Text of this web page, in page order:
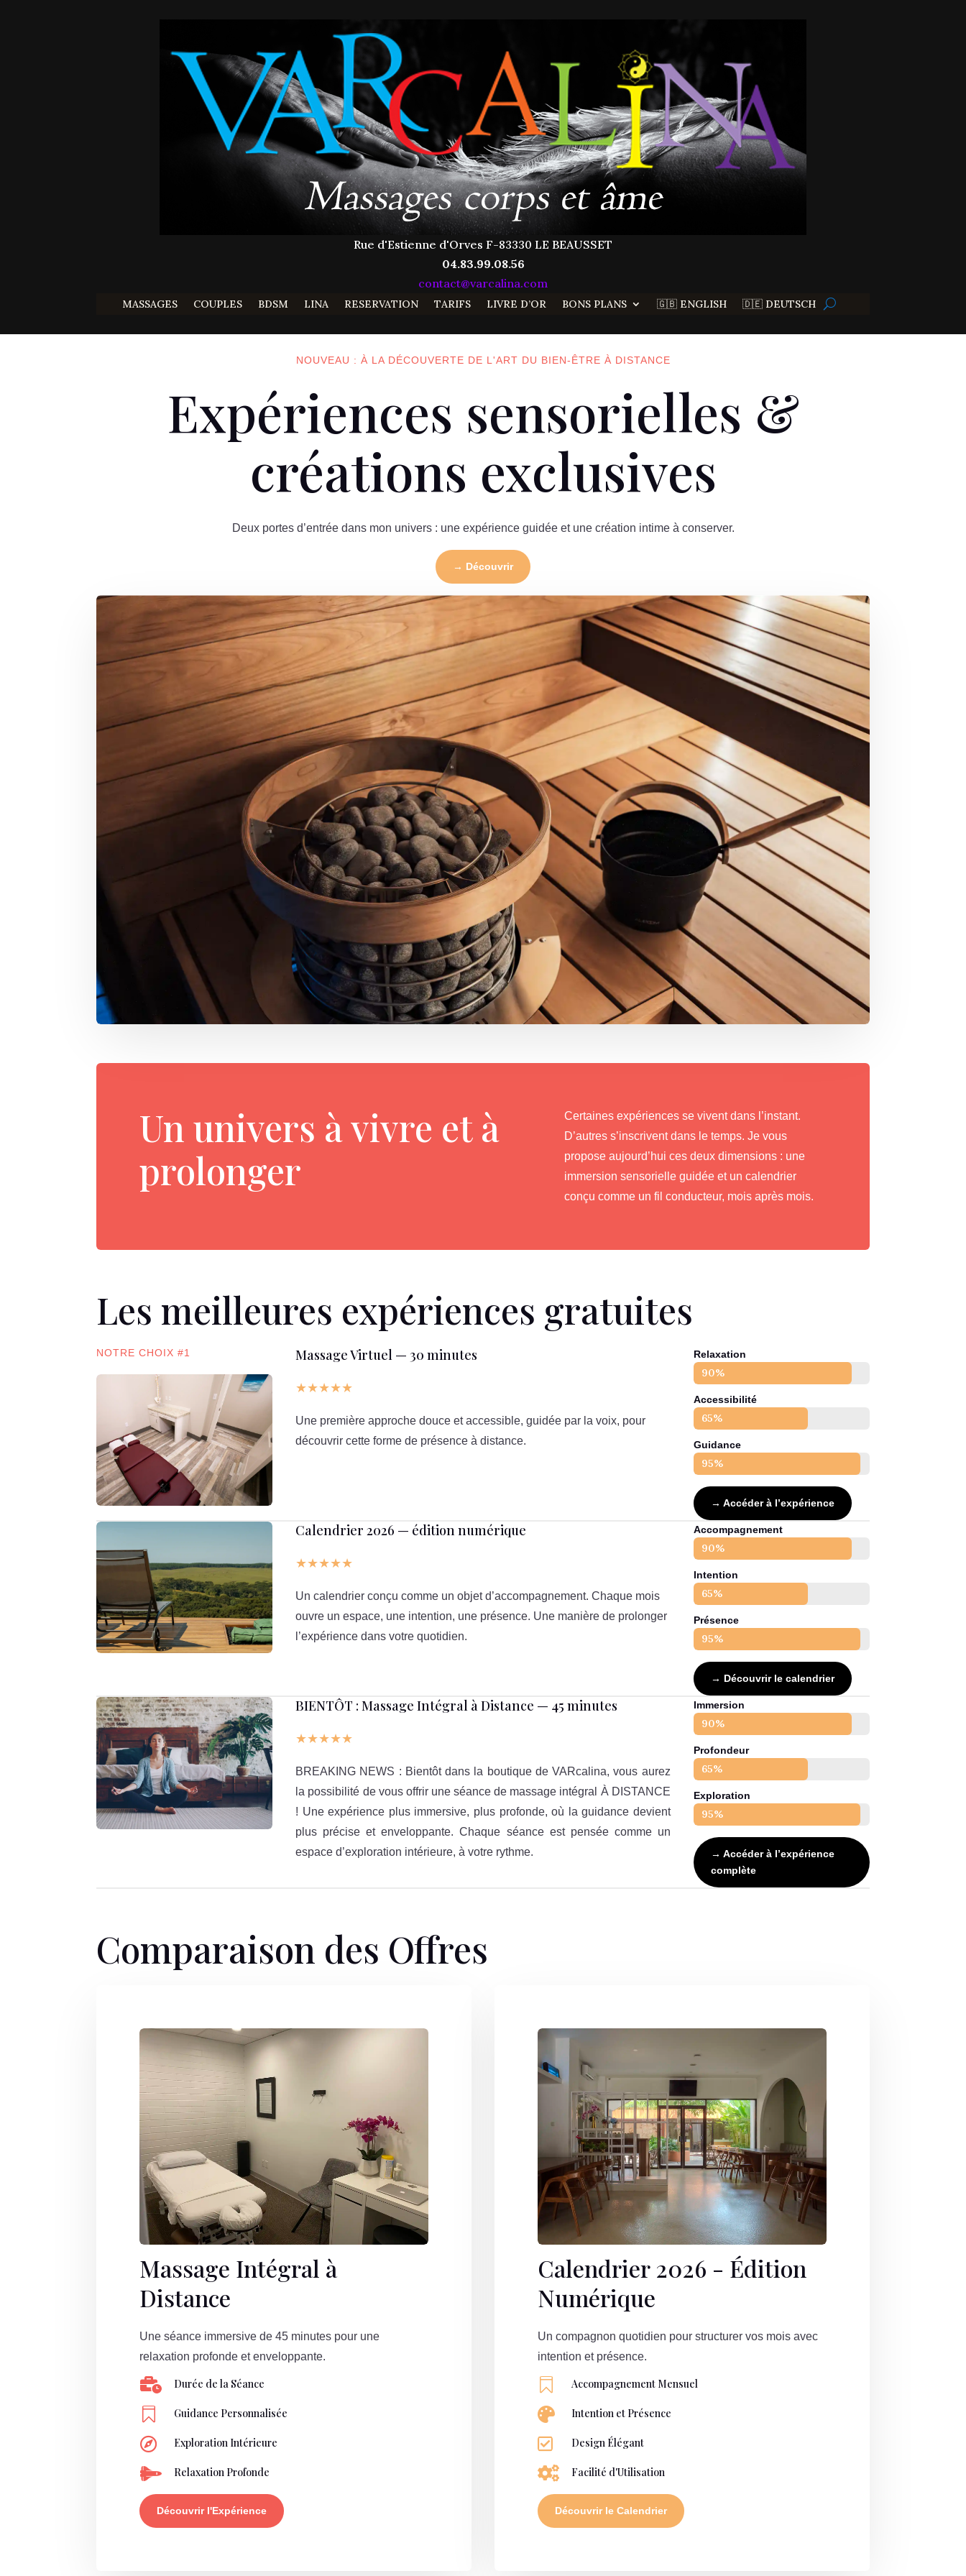
Rue d'Estienne d'Orves F-83330 LE BEAUSSET
04.83.99.08.56
contact@varcalina.com
MASSAGES COUPLES BDSM LINA RESERVATION TARIFS LIVRE D’OR BONS PLANS 🇬🇧 ENGLISH 🇩🇪 DEUTSCH
NOUVEAU : À LA DÉCOUVERTE DE L'ART DU BIEN-ÊTRE À DISTANCE
Expériences sensorielles &
créations exclusives
Deux portes d’entrée dans mon univers : une expérience guidée et une création intime à conserver.
→ Découvrir
Un univers à vivre et à
prolonger
Certaines expériences se vivent dans l’instant.
D’autres s’inscrivent dans le temps. Je vous
propose aujourd’hui ces deux dimensions : une
immersion sensorielle guidée et un calendrier
conçu comme un fil conducteur, mois après mois.
Les meilleures expériences gratuites
NOTRE CHOIX #1
Massage Virtuel — 30 minutes
★★★★★
Une première approche douce et accessible, guidée par la voix, pour
découvrir cette forme de présence à distance.
Relaxation
90%
90%
Accessibilité
65%
65%
Guidance
95%
95%
→ Accéder à l’expérience
Calendrier 2026 — édition numérique
★★★★★
Un calendrier conçu comme un objet d’accompagnement. Chaque mois
ouvre un espace, une intention, une présence. Une manière de prolonger
l’expérience dans votre quotidien.
Accompagnement
90%
90%
Intention
65%
65%
Présence
95%
95%
→ Découvrir le calendrier
BIENTÔT : Massage Intégral à Distance — 45 minutes
★★★★★
BREAKING NEWS : Bientôt dans la boutique de VARcalina, vous aurez
la possibilité de vous offrir une séance de massage intégral À DISTANCE
! Une expérience plus immersive, plus profonde, où la guidance devient
plus précise et enveloppante. Chaque séance est pensée comme un
espace d’exploration intérieure, à votre rythme.
Immersion
90%
90%
Profondeur
65%
65%
Exploration
95%
95%
→ Accéder à l’expérience
complète
Comparaison des Offres
Massage Intégral à
Distance
Une séance immersive de 45 minutes pour une
relaxation profonde et enveloppante.
 Durée de la Séance
 Guidance Personnalisée
 Exploration Intérieure
 Relaxation Profonde
Découvrir l'Expérience
Calendrier 2026 - Édition
Numérique
Un compagnon quotidien pour structurer vos mois avec
intention et présence.
 Accompagnement Mensuel
 Intention et Présence
 Design Élégant
 Facilité d'Utilisation
Découvrir le Calendrier